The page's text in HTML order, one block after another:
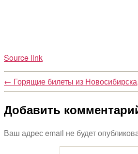
Source link
← Горящие билеты из
Добавить
Ваш адрес email не будет